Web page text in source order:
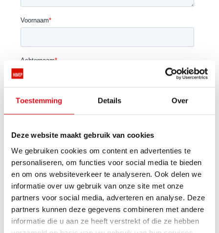
Toestemming Details Over
Deze website maakt gebruik van cookies
We gebruiken cookies om content en advertenties te
personaliseren, om functies voor social media te bieden
en om ons websiteverkeer te analyseren. Ook delen we
informatie over uw gebruik van onze site met onze
partners voor social media, adverteren en analyse. Deze
partners kunnen deze gegevens combineren met andere
informatie die u aan ze heeft verstrekt of die ze hebben